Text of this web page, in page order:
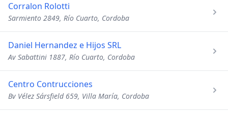
Corralon Rolotti
Sarmiento 2849, Río Cuarto, Cordoba
Daniel Hernandez e Hijos SRL
Av Sabattini 1887, Río Cuarto, Cordoba
Centro Contrucciones
Bv Vélez Sársfield 659, Villa María, Cordoba